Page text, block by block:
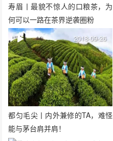
寿眉丨最貌不惊人的口粮茶，为
何可以一路在茶界逆袭圈粉
都匀毛尖丨内外兼修的TA，难怪
能与茅台肩并肩！
2018-09-26